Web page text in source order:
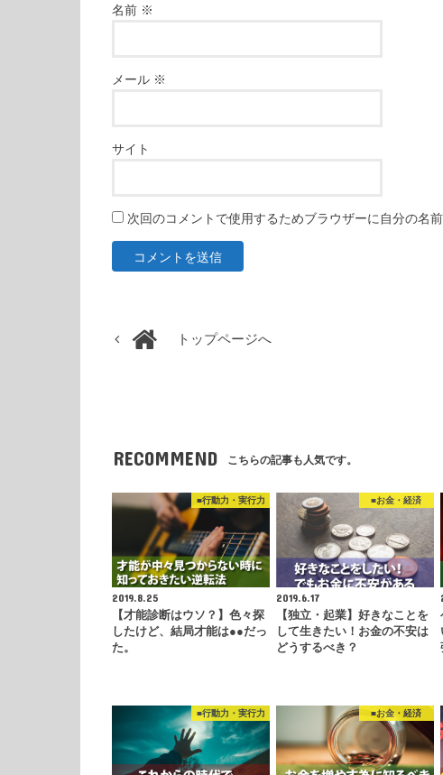
名前 ※
メール ※
サイト
次回のコメントで使用するためブラウザーに自分の名
トップページへ
RECOMMEND こちらの記事も人気です。
■行動力・実行力
2019.8.25
【才能診断はウソ？】色々探
したけど、結局才能は●●だっ
た。
■お金・経済
2019.6.17
【独立・起業】好きなことを
して生きたい！お金の不安は
どうするべき？
■行動力・実行力 ■お金・経済